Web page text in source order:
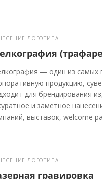
ЛОГОТИПА
— один из самых
продукцию,
для брендирования
и заметное
выставок, welcome
ЛОГОТИПА
гравировка